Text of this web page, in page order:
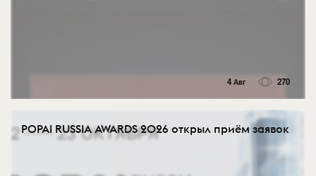
4 Авг 270
POPAI RUSSIA AWARDS 2026 открыл приём заявок